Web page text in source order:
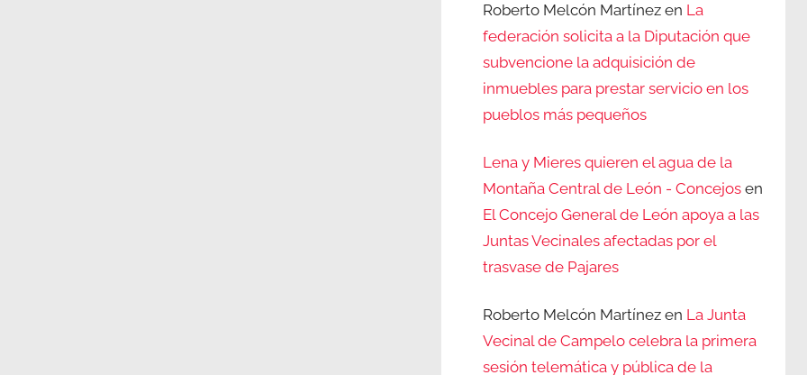
Roberto Melcón Martínezen La
federación solicita a la Diputación que
subvencione la adquisición de
inmuebles para prestar servicio en los
pueblos más pequeños
Lena y Mieres quieren el agua de la
Montaña Central de León - Concejosen
El Concejo General de León apoya a las
Juntas Vecinales afectadas por el
trasvase de Pajares
Roberto Melcón Martínezen La Junta
Vecinal de Campelo celebra la primera
sesión telemática y pública de la